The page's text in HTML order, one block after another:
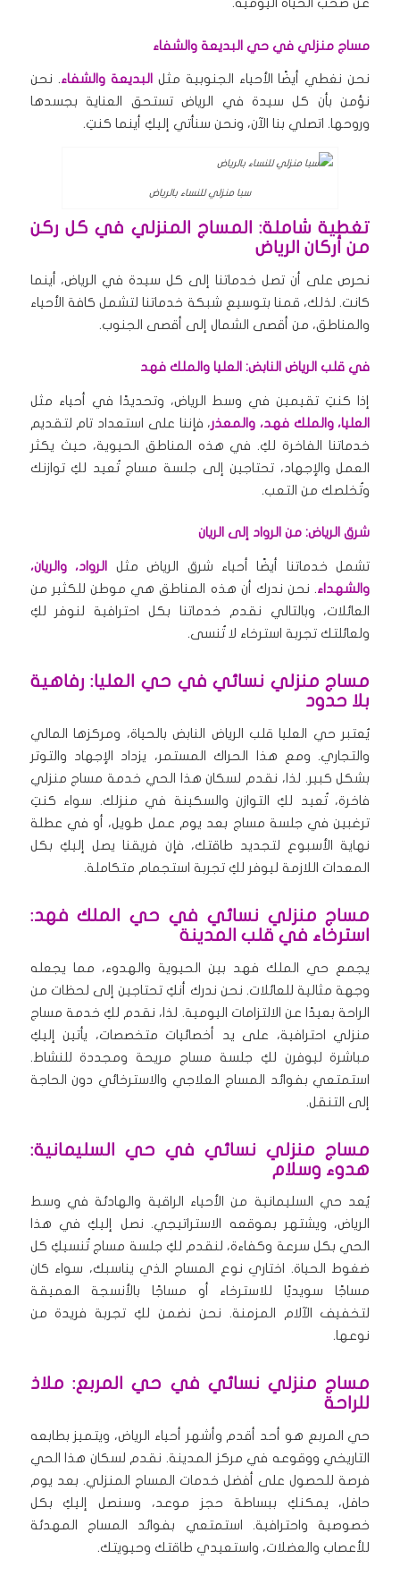
عن صخب الحياة اليومية.
مساج منزلي في حي البديعة والشفاء
نحن نغطي أيضًا الأحياء الجنوبية مثل البديعة والشفاء. نحن
نؤمن بأن كل سيدة في الرياض تستحق العناية بجسدها
وروحها. اتصلي بنا الآن، ونحن سنأتي إليكِ أينما كنتِ.
سبا منزلي للنساء بالرياض
تغطية شاملة: المساج المنزلي في كل ركن
من أركان الرياض
نحرص على أن تصل خدماتنا إلى كل سيدة في الرياض، أينما
كانت. لذلك، قمنا بتوسيع شبكة خدماتنا لتشمل كافة الأحياء
والمناطق، من أقصى الشمال إلى أقصى الجنوب.
في قلب الرياض النابض: العليا والملك فهد
إذا كنتِ تقيمين في وسط الرياض، وتحديدًا في أحياء مثل
العليا، والملك فهد، والمعذر، فإننا على استعداد تام لتقديم
خدماتنا الفاخرة لكِ. في هذه المناطق الحيوية، حيث يكثر
العمل والإجهاد، تحتاجين إلى جلسة مساج تُعيد لكِ توازنك
وتُخلصك من التعب.
شرق الرياض: من الرواد إلى الريان
تشمل خدماتنا أيضًا أحياء شرق الرياض مثل
الرواد، والريان،
والشهداء. نحن ندرك أن هذه المناطق هي موطن للكثير من
العائلات، وبالتالي نقدم خدماتنا بكل احترافية لنوفر لكِ
ولعائلتك تجربة استرخاء لا تُنسى.
مساج منزلي نسائي في حي العليا: رفاهية
بلا حدود
يُعتبر حي العليا قلب الرياض النابض بالحياة، ومركزها المالي
والتجاري. ومع هذا الحراك المستمر، يزداد الإجهاد والتوتر
بشكل كبير. لذا، نقدم لسكان هذا الحي خدمة مساج منزلي
فاخرة، تُعيد لكِ التوازن والسكينة في منزلك. سواء كنتِ
ترغبين في جلسة مساج بعد يوم عمل طويل، أو في عطلة
نهاية الأسبوع لتجديد طاقتك، فإن فريقنا يصل إليكِ بكل
المعدات اللازمة ليوفر لكِ تجربة استجمام متكاملة.
مساج منزلي نسائي في حي الملك فهد:
استرخاء في قلب المدينة
يجمع حي الملك فهد بين الحيوية والهدوء، مما يجعله
وجهة مثالية للعائلات. نحن ندرك أنكِ تحتاجين إلى لحظات من
الراحة بعيدًا عن الالتزامات اليومية. لذا، نقدم لكِ خدمة مساج
منزلي احترافية، على يد أخصائيات متخصصات، يأتين إليكِ
مباشرة ليوفرن لكِ جلسة مساج مريحة ومجددة للنشاط.
استمتعي بفوائد المساج العلاجي والاسترخائي دون الحاجة
إلى التنقل.
مساج منزلي نسائي في حي السليمانية:
هدوء وسلام
يُعد حي السليمانية من الأحياء الراقية والهادئة في وسط
الرياض، ويشتهر بموقعه الاستراتيجي. نصل إليكِ في هذا
الحي بكل سرعة وكفاءة، لنقدم لكِ جلسة مساج تُنسيكِ كل
ضغوط الحياة. اختاري نوع المساج الذي يناسبك، سواء كان
مساجًا سويديًا للاسترخاء أو مساجًا بالأنسجة العميقة
لتخفيف الآلام المزمنة. نحن نضمن لكِ تجربة فريدة من
نوعها.
مساج منزلي نسائي في حي المربع: ملاذ
للراحة
حي المربع هو أحد أقدم وأشهر أحياء الرياض، ويتميز بطابعه
التاريخي ووقوعه في مركز المدينة. نقدم لسكان هذا الحي
فرصة للحصول على أفضل خدمات المساج المنزلي. بعد يوم
حافل، يمكنكِ ببساطة حجز موعد، وسنصل إليكِ بكل
خصوصية واحترافية. استمتعي بفوائد المساج المهدئة
للأعصاب والعضلات، واستعيدي طاقتك وحيويتك.